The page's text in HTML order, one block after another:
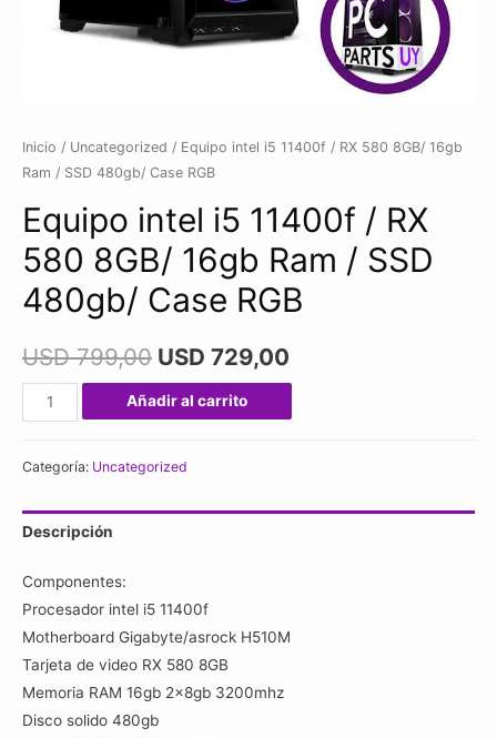
Inicio / Uncategorized / Equipo intel i5 11400f / RX 580 8GB/ 16gb
Ram / SSD 480gb/ Case RGB
Equipo intel i5 11400f / RX
580 8GB/ 16gb Ram / SSD
480gb/ Case RGB
USD799,00 USD 729,00
Equipo
intel
11400f
RX
8GB/
16gb
Ram
/
SSD
480gb/
Añadir al carrito
Categoría: Uncategorized
Descripción
Componentes:
Procesador intel i5 11400f
Motherboard Gigabyte/asrock H510M
Tarjeta de video RX 580 8GB
Memoria RAM 16gb 2x8gb 3200mhz
Disco solido 480gb